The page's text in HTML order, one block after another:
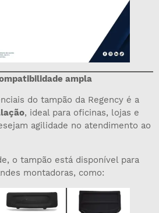
ampla
do tampão da Regency é a
, ideal para oficinas, lojas e
agilidade no atendimento ao
o tampão está disponível para
montadoras, como: